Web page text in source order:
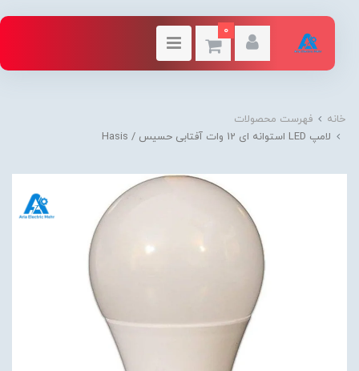
0
خانه
فهرست محصولات
لامپ LED استوانه ای 12 وات آفتابی حسیس / Hasis